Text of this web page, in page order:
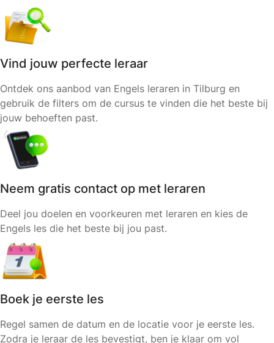
Vind jouw perfecte leraar
Ontdek ons aanbod van Engels leraren in Tilburg en
gebruik de filters om de cursus te vinden die het beste bij
jouw behoeften past.
Neem gratis contact op met leraren
Deel jou doelen en voorkeuren met leraren en kies de
Engels les die het beste bij jou past.
Boek je eerste les
Regel samen de datum en de locatie voor je eerste les.
Zodra je leraar de les bevestigt, ben je klaar om vol